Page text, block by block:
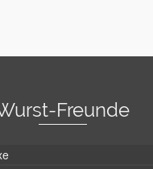
Freunde